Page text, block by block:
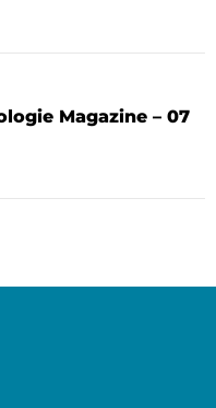
Magazine – 07